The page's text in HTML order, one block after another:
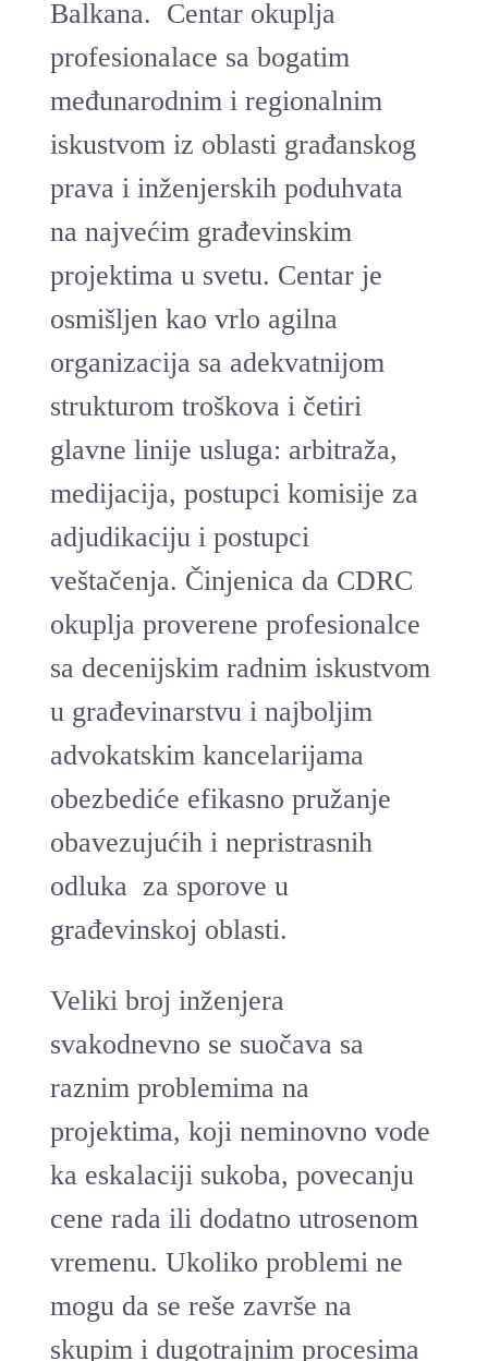
Balkana. Centar okuplja
profesionalace sa bogatim
međunarodnim i regionalnim
iskustvom iz oblasti građanskog
prava i inženjerskih poduhvata
na najvećim građevinskim
projektima u svetu. Centar je
osmišljen kao vrlo agilna
organizacija sa adekvatnijom
strukturom troškova i četiri
glavne linije usluga: arbitraža,
medijacija, postupci komisije za
adjudikaciju i postupci
veštačenja. Činjenica da CDRC
okuplja proverene profesionalce
sa decenijskim radnim iskustvom
u građevinarstvu i najboljim
advokatskim kancelarijama
obezbediće efikasno pružanje
obavezujućih i nepristrasnih
odluka za sporove u
građevinskoj oblasti.
Veliki broj inženjera
svakodnevno se suočava sa
raznim problemima na
projektima, koji neminovno vode
ka eskalaciji sukoba, povecanju
cene rada ili dodatno utrosenom
vremenu. Ukoliko problemi ne
mogu da se reše završe na
skupim i dugotrajnim procesima